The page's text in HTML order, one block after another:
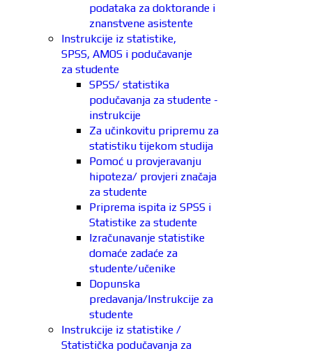
podataka za doktorande i
znanstvene asistente
Instrukcije iz statistike,
SPSS, AMOS i podučavanje
za studente
SPSS/ statistika
podučavanja za studente -
instrukcije
Za učinkovitu pripremu za
statistiku tijekom studija
Pomoć u provjeravanju
hipoteza/ provjeri značaja
za studente
Priprema ispita iz SPSS i
Statistike za studente
Izračunavanje statistike
domaće zadaće za
studente/učenike
Dopunska
predavanja/Instrukcije za
studente
Instrukcije iz statistike /
Statistička podučavanja za